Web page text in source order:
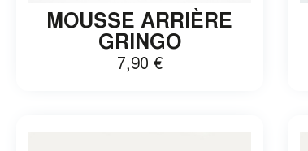
MOUSSE ARRIÈRE
GRINGO
7,90€